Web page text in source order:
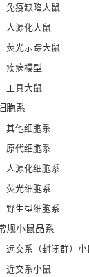
免疫缺陷大鼠
人源化大鼠
荧光示踪大鼠
疾病模型
工具大鼠
胞系
其他细胞系
原代细胞系
人源化细胞系
荧光细胞系
野生型细胞系
规小鼠品系
远交系（封闭群）小
近交系小鼠